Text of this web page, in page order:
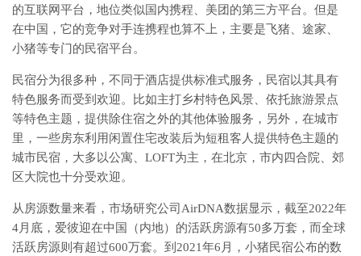
的互联网平台，地位类似国内携程、美团的第三方平台。但是
在中国，它的竞争对手连携程也算不上，主要是飞猪、途家、
小猪等专门的民宿平台。
民宿分为很多种，不同于酒店提供标准式服务，民宿以其具有
特色服务而受到欢迎。比如主打乡村特色风景、依托旅游景点
等特色主题，提供除住宿之外的其他体验服务，另外，在城市
里，一些房东利用闲置住宅改装后为短租客人提供特色主题的
城市民宿，大多以公寓、LOFT为主，在北京，市内四合院、郊
区大院也十分受欢迎。
从房源数量来看，市场研究公司AirDNA数据显示，截至2022年
4月底，爱彼迎在中国（内地）的活跃房源有50多万套，而全球
活跃房源则有超过600万套。到2021年6月，小猪民宿公布的数